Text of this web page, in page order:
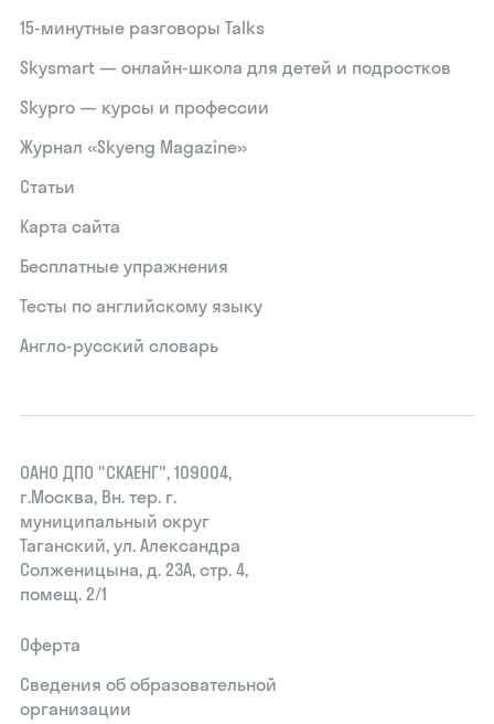
15‑минутные разговоры Talks
Skysmart — онлайн-школа для детей и подростков
Skypro — курсы и профессии
Журнал «Skyeng Magazine»
Статьи
Карта сайта
Бесплатные упражнения
Тесты по английскому языку
Англо-русский словарь
ОАНО ДПО "СКАЕНГ", 109004,
г.Москва, Вн. тер. г.
муниципальный округ
Таганский, ул. Александра
Солженицына, д. 23А, стр. 4,
помещ. 2/1
Оферта
Сведения об образовательной
организации